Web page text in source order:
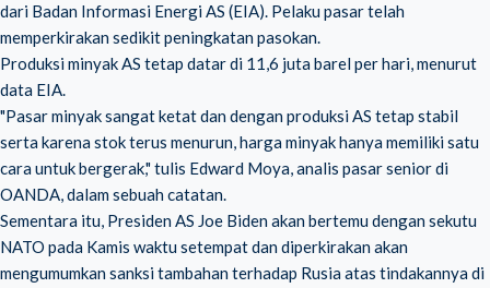
dari Badan Informasi Energi AS (EIA). Pelaku pasar telah
memperkirakan sedikit peningkatan pasokan.
Produksi minyak AS tetap datar di 11,6 juta barel per hari, menurut
data EIA.
"Pasar minyak sangat ketat dan dengan produksi AS tetap stabil
serta karena stok terus menurun, harga minyak hanya memiliki satu
cara untuk bergerak," tulis Edward Moya, analis pasar senior di
OANDA, dalam sebuah catatan.
Sementara itu, Presiden AS Joe Biden akan bertemu dengan sekutu
NATO pada Kamis waktu setempat dan diperkirakan akan
mengumumkan sanksi tambahan terhadap Rusia atas tindakannya di